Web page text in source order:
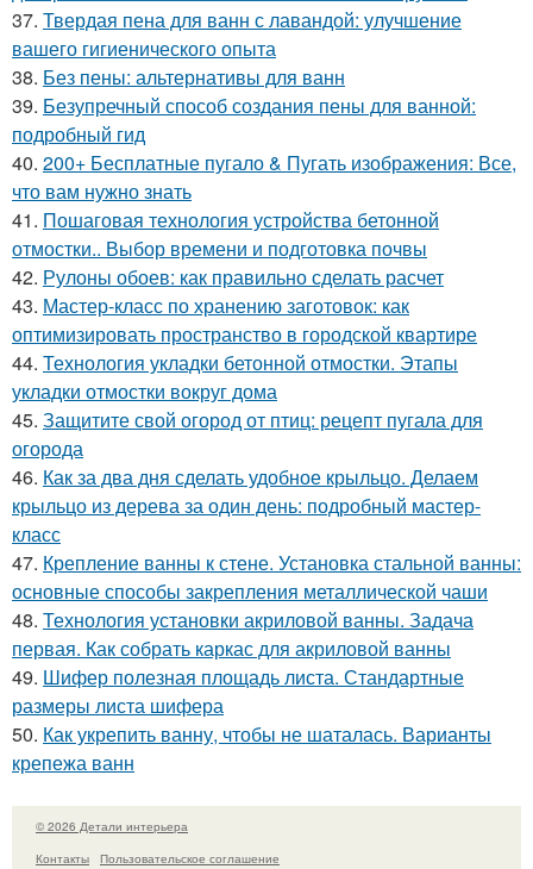
37. Твердая пена для ванн с лавандой: улучшение
вашего гигиенического опыта
38. Без пены: альтернативы для ванн
39. Безупречный способ создания пены для ванной:
подробный гид
40. 200+ Бесплатные пугало & Пугать изображения: Все,
что вам нужно знать
41. Пошаговая технология устройства бетонной
отмостки.. Выбор времени и подготовка почвы
42. Рулоны обоев: как правильно сделать расчет
43. Мастер-класс по хранению заготовок: как
оптимизировать пространство в городской квартире
44. Технология укладки бетонной отмостки. Этапы
укладки отмостки вокруг дома
45. Защитите свой огород от птиц: рецепт пугала для
огорода
46. Как за два дня сделать удобное крыльцо. Делаем
крыльцо из дерева за один день: подробный мастер-
класс
47. Крепление ванны к стене. Установка стальной ванны:
основные способы закрепления металлической чаши
48. Технология установки акриловой ванны. Задача
первая. Как собрать каркас для акриловой ванны
49. Шифер полезная площадь листа. Стандартные
размеры листа шифера
50. Как укрепить ванну, чтобы не шаталась. Варианты
крепежа ванн
© 2026 Детали интерьера
Контакты
Пользовательское соглашение